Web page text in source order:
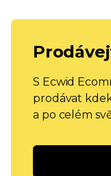
S Ecwid
prodávat
a po celém